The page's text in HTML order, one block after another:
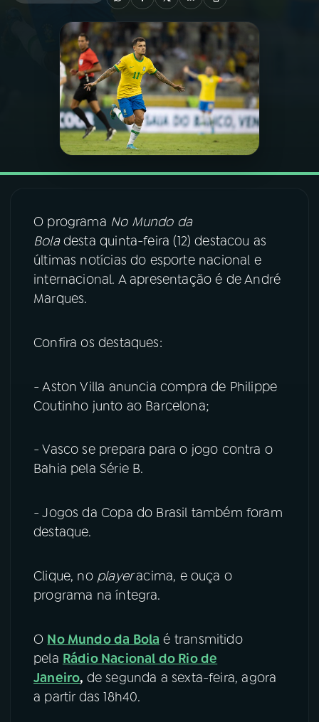
PROGRAMAS
PODCASTS
VIDEOCASTS
08FESTIVAL DE MÚSICA
ACOMPANHE A RÁDIO NACIONAL
O programa No Mundo da
Boladesta quinta-feira (12) destacou as
últimas notícias do esporte nacional e
internacional. A apresentação é de André
Marques.
Confira os destaques:
- Aston Villa anuncia compra de Philippe
Coutinho junto ao Barcelona;
- Vasco se prepara para o jogo contra o
Bahia pela Série B.
- Jogos da Copa do Brasil também foram
destaque.
Clique, no playeracima, e ouça o
programa na íntegra.
O No Mundo da Bola é transmitido
pela Rádio Nacional do Rio de
Janeiro, de segunda a sexta-feira, agora
a partir das 18h40.